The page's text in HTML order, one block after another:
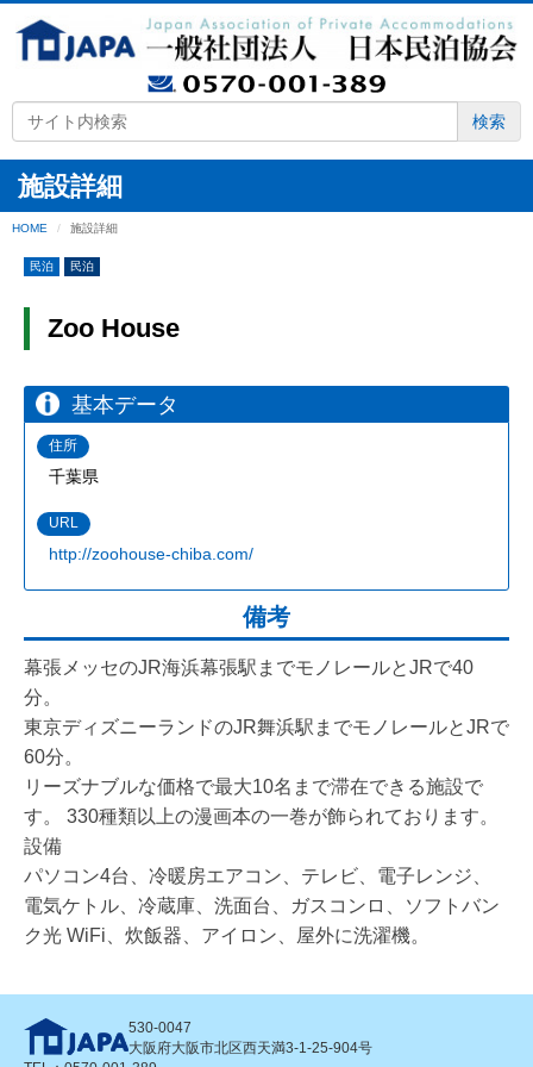
検索
施設詳細
HOME 施設詳細
民泊 民泊
Zoo House
基本データ
住所
千葉県
URL
http://zoohouse-chiba.com/
備考
幕張メッセのJR海浜幕張駅までモノレールとJRで40
分。
東京ディズニーランドのJR舞浜駅までモノレールとJRで
60分。
リーズナブルな価格で最大10名まで滞在できる施設で
す。 330種類以上の漫画本の一巻が飾られております。
設備
パソコン4台、冷暖房エアコン、テレビ、電子レンジ、
電気ケトル、冷蔵庫、洗面台、ガスコンロ、ソフトバン
ク光 WiFi、炊飯器、アイロン、屋外に洗濯機。
530-0047
大阪府大阪市北区西天満3-1-25-904号